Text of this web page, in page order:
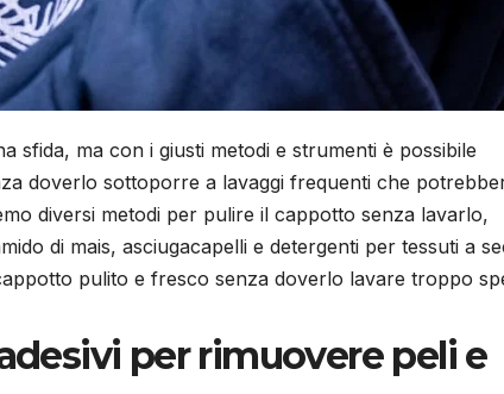
ma con i giusti metodi e strumenti è possibile
doverlo sottoporre a lavaggi frequenti che
diversi metodi per pulire il cappotto senza lavarlo,
di mais, asciugacapelli e detergenti per tessuti a
pulito e fresco senza doverlo lavare troppo
per rimuovere peli e